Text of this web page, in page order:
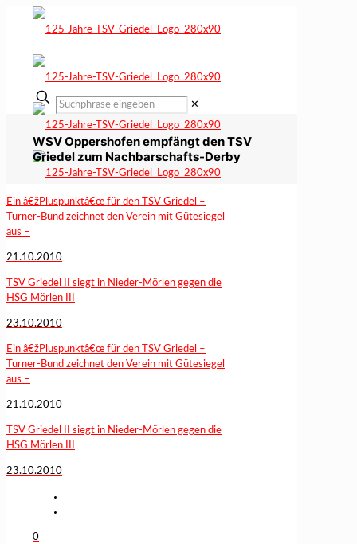
✕
WSV Oppershofen empfängt den TSV
Griedel zum Nachbarschafts-Derby
Ein â€žPluspunktâ€œ für den TSV Griedel –
Turner-Bund zeichnet den Verein mit Gütesiegel
aus –
21.10.2010
TSV Griedel II siegt in Nieder-Mörlen gegen die
HSG Mörlen III
23.10.2010
Ein â€žPluspunktâ€œ für den TSV Griedel –
Turner-Bund zeichnet den Verein mit Gütesiegel
aus –
21.10.2010
TSV Griedel II siegt in Nieder-Mörlen gegen die
HSG Mörlen III
23.10.2010
0